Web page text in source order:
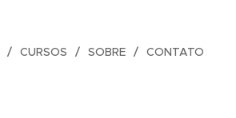
CURSOS SOBRE CONTATO